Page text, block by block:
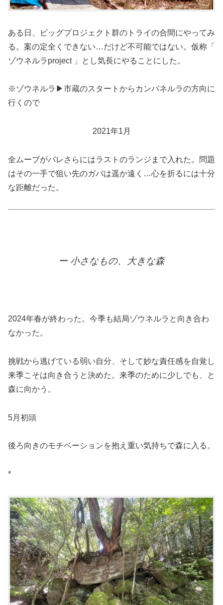
ある日、ビッグプロジェクト群のトライの合間にやってみ
る。案の定全くできない…だけど不可能ではない。仮称「
ゾウネルラproject 」とし気長にやることにした。
※ゾウネルラ▶︎市蔵のスタートからカンパネルラの方向に
行くので
2021年1月
全ムーブがバレさらにはラストのランジまで入れた。問題
はその一手で狙い先のガバは遥か遠く…心を折るには十分
な距離だった。
ー 小さなもの、大きな森
2024年春が終わった。今季も結局ゾウネルラと向き合わ
なかった。
挑戦から逃げている弱い自分、そして妙な責任感を自覚し
来季こそは向き合うと決めた。来季のために少しでも、と
森に向かう。
5月初頭
後ろ向きのモチベーションを抱え重い気持ちで森に入る。
*